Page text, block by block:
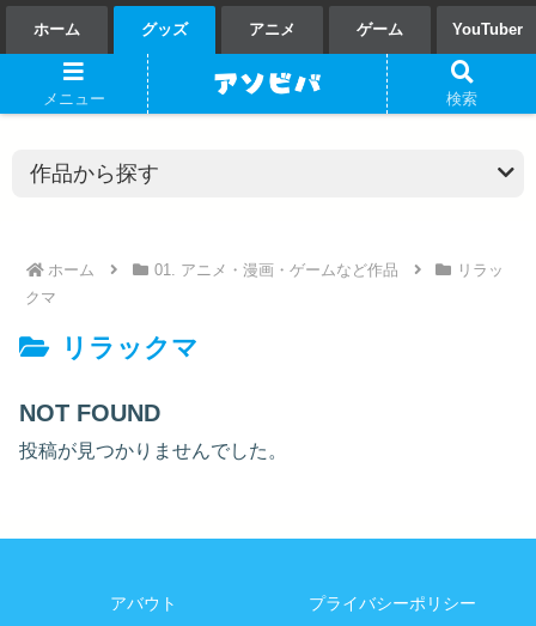
ホーム グッズ アニメ ゲーム YouTuber
ホーム 01. アニメ・漫画・ゲームなど作品
リラッ
クマ
リラックマ
NOT FOUND
投稿が見つかりませんでした。
アバウト
プライバシーポリシー
メニュー 検索